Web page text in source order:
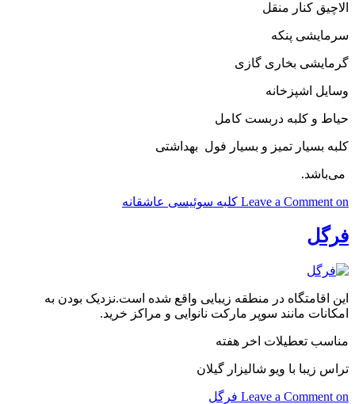
الاچیق کنار منقل
سرمایشی پنکه
گرمایشی بخاری گازی
وسایل اشپزخانه
حیاط و کلبه دربست کامل
کلبه بسیار تمیز و بسیار فول بهداشتی
می‌باشد.
Leave a Comment on کلبه سوئیسی عاشقانه
فرگل
این اقامتگاه در منطقه زیبایی واقع شده است.نزدیک بودن به
امکانات مانند سوپر مارکت نانوایی و مراکز خرید.
مناسب تعطیلات اخر هفته
تراس زیبا با ویو شالیزار گیلان
Leave a Comment on فرگل